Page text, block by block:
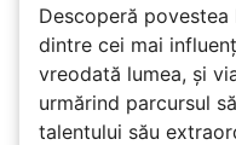
Descoperă
dintre cei mai
vreodată lumea, și
urmărind parcursul
talentului său